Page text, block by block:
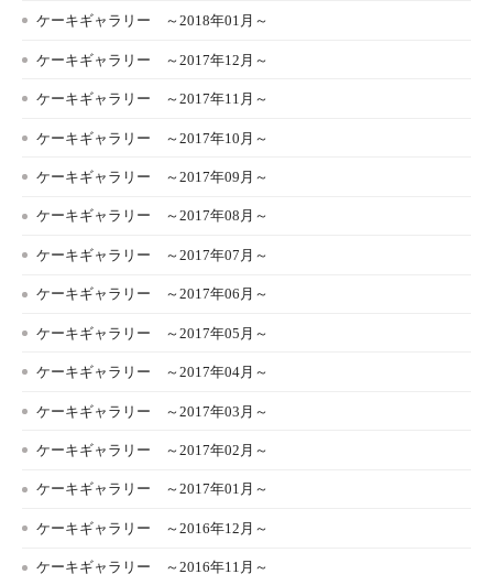
ケーキギャラリー ～2018年01月～
ケーキギャラリー ～2017年12月～
ケーキギャラリー ～2017年11月～
ケーキギャラリー ～2017年10月～
ケーキギャラリー ～2017年09月～
ケーキギャラリー ～2017年08月～
ケーキギャラリー ～2017年07月～
ケーキギャラリー ～2017年06月～
ケーキギャラリー ～2017年05月～
ケーキギャラリー ～2017年04月～
ケーキギャラリー ～2017年03月～
ケーキギャラリー ～2017年02月～
ケーキギャラリー ～2017年01月～
ケーキギャラリー ～2016年12月～
ケーキギャラリー ～2016年11月～